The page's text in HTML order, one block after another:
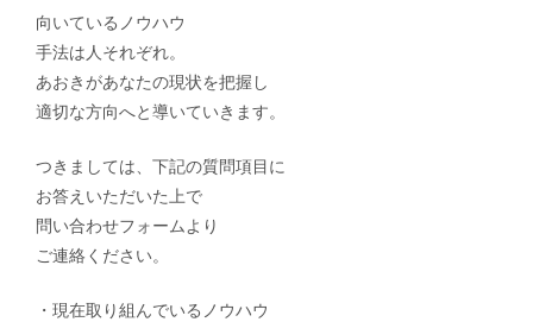
向いているノウハウ
手法は人それぞれ。
あおきがあなたの現状を把握し
適切な方向へと導いていきます。
つきましては、下記の質問項目に
お答えいただいた上で
問い合わせフォームより
ご連絡ください。
・現在取り組んでいるノウハウ